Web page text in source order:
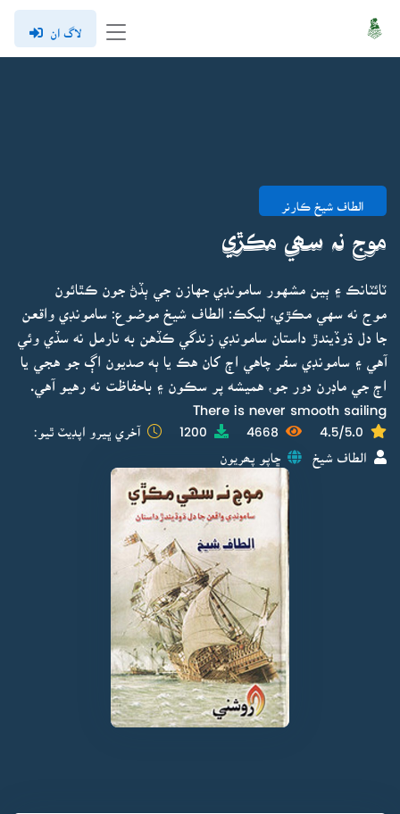
لاگ ان
الطاف شيخ ڪارنر
موج نہ سھي مڪڙي
ٽائٽانڪ ۽ ٻين مشهور سامونڊي جهازن جي ٻڏڻ جون ڪٿائون
موج نه سهي مڪڙي، ليکڪ: الطاف شيخ موضوع: سامونڊي واقعن
جا دل ڌوڏيندڙ داستان سامونڊي زندگي ڪڏهن به نارمل نه سڏي وئي
آهي ۽ سامونڊي سفر چاهي اڄ کان هڪ يا ٻه صديون اڳ جو هجي يا
اڄ جي ماڊرن دور جو، هميشه پر سڪون ۽ باحفاظت نه رهيو آهي.
There is never smooth sailing
4.5/5.0
4668
1200 آخري ڀيرو اپڊيٽ ٿيو:
الطاف شيخ ڇاپو پھريون